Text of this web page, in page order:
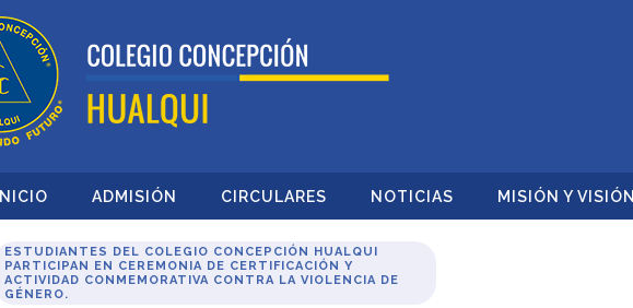
INICIO ADMISIÓN CIRCULARES NOTICIAS MISIÓN Y VISIÓN
ESTUDIANTES DEL COLEGIO CONCEPCIÓN HUALQUI
PARTICIPAN EN CEREMONIA DE CERTIFICACIÓN Y
ACTIVIDAD CONMEMORATIVA CONTRA LA VIOLENCIA DE
GÉNERO.